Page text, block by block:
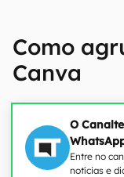
Como
Canva
O
Entre no
notícias e